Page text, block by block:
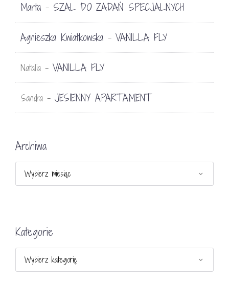
Marta - SZAL DO ZADAŃ SPECJALNYCH
Agnieszka Kwiatkowska - VANILLA FLY
Natalia - VANILLA FLY
Sandra - JESIENNY APARTAMENT
Archiwa
Kategorie